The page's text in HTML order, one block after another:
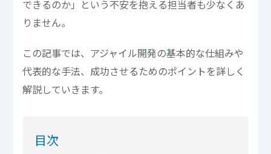
できるのか」という不安を抱える担当者も少なくあ
りません。
この記事では、アジャイル開発の基本的な仕組みや
代表的な手法、成功させるためのポイントを詳しく
解説していきます。
目次